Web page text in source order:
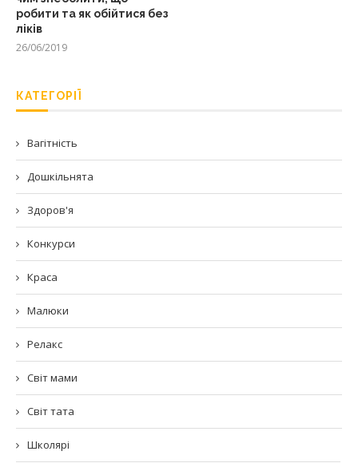
робити та як обійтися без
ліків
26/06/2019
КАТЕГОРІЇ
Вагітність
Дошкільнята
Здоров'я
Конкурси
Краса
Малюки
Релакс
Світ мами
Світ тата
Школярі